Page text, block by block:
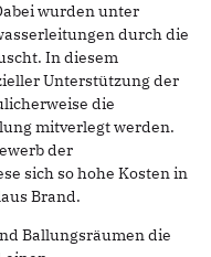
wurden unter
durch die
In diesem
Unterstützung der
die
mitverlegt werden.
der
sich so hohe Kosten in
Brand.
Ballungsräumen die